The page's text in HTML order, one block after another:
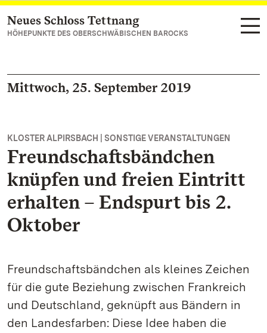
Zum Hauptinhalt springen
Neues Schloss Tettnang
HÖHEPUNKTE DES OBERSCHWÄBISCHEN BAROCKS
Mittwoch, 25. September 2019
KLOSTER ALPIRSBACH | SONSTIGE VERANSTALTUNGEN
Freundschaftsbändchen
knüpfen und freien Eintritt
erhalten – Endspurt bis 2.
Oktober
Freundschaftsbändchen als kleines Zeichen
für die gute Beziehung zwischen Frankreich
und Deutschland, geknüpft aus Bändern in
den Landesfarben: Diese Idee haben die